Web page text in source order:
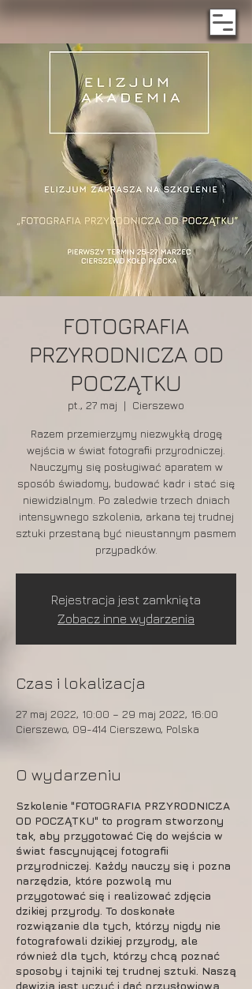
FOTOGRAFIA
PRZYRODNICZA OD
POCZĄTKU
pt., 27 maj
  |
Cierszewo
Razem przemierzymy niezwykłą drogę
wejścia w świat fotografii przyrodniczej.
Nauczymy się posługiwać aparatem w
sposób świadomy, budować kadr i stać się
niewidzialnym. Po zaledwie trzech dniach
intensywnego szkolenia, arkana tej trudnej
sztuki przestaną być nieustannym pasmem
przypadków.
Rejestracja jest zamknięta
Zobacz inne wydarzenia
Czas i lokalizacja
27 maj 2022, 10:00 – 29 maj 2022, 16:00
Cierszewo, 09-414 Cierszewo, Polska
O wydarzeniu
Szkolenie "FOTOGRAFIA PRZYRODNICZA
OD POCZĄTKU" to program stworzony
tak, aby przygotować Cię do wejścia w
świat fascynującej fotografii
przyrodniczej. Każdy nauczy się i pozna
narzędzia, które pozwolą mu
przygotować się i realizować zdjęcia
dzikiej przyrody. To doskonałe
rozwiązanie dla tych, którzy nigdy nie
fotografowali dzikiej przyrody, ale
również dla tych, którzy chcą poznać
sposoby i tajniki tej trudnej sztuki. Naszą
dewizją jest uczyć i dać przysłowiową